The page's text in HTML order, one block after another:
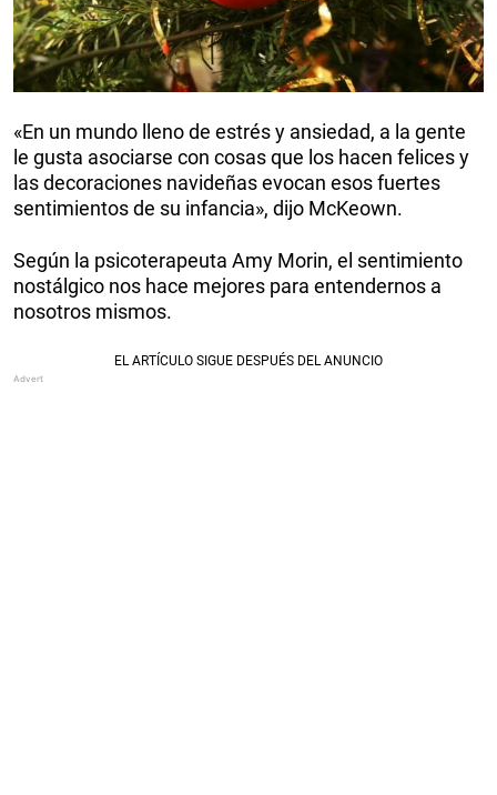
«En un mundo lleno de estrés y ansiedad, a la gente
le gusta asociarse con cosas que los hacen felices y
las decoraciones navideñas evocan esos fuertes
sentimientos de su infancia», dijo McKeown.
Según la psicoterapeuta Amy Morin, el sentimiento
nostálgico nos hace mejores para entendernos a
nosotros mismos.